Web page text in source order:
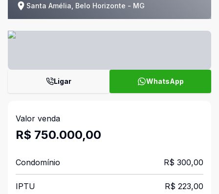
Santa Amélia, Belo Horizonte - MG
Ligar WhatsApp
Valor venda
R$ 750.000,00
Condomínio R$ 300,00
IPTU R$ 223,00